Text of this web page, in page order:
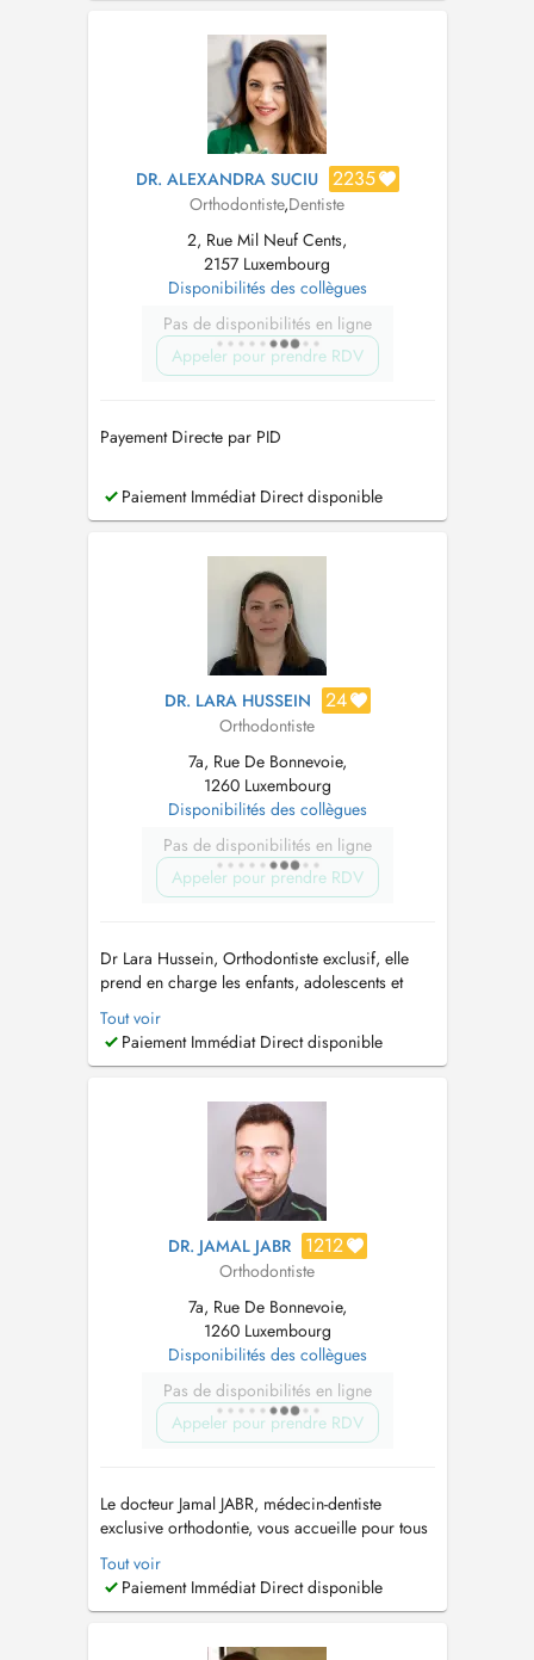
des appareils amov...
DR. ALEXANDRA SUCIU 2235
Orthodontiste,Dentiste
2, Rue Mil Neuf Cents,
2157 Luxembourg
Disponibilités des collègues
Pas de disponibilités en ligne
Appeler pour prendre RDV
Payement Directe par PID
Paiement Immédiat Direct disponible
DR. LARA HUSSEIN 24
Orthodontiste
7a, Rue De Bonnevoie,
1260 Luxembourg
Disponibilités des collègues
Pas de disponibilités en ligne
Appeler pour prendre RDV
Dr Lara Hussein, Orthodontiste exclusif, elle
prend en charge les enfants, adolescents et
adultes pour tous les traitements
orthodontiques. Elle propose des traitements
avec différentes types d'appareillages, dont les
également pour les troubles fonctionnels ...
Tout voir
Paiement Immédiat Direct disponible
DR. JAMAL JABR 1212
Orthodontiste
7a, Rue De Bonnevoie,
1260 Luxembourg
Disponibilités des collègues
Pas de disponibilités en ligne
Appeler pour prendre RDV
Le docteur Jamal JABR, médecin-dentiste
exclusive orthodontie, vous accueille pour tous
vos besoins en soins orthodontiques pour les
enfants et les adultes. Il propose des traitements
avec plusieurs sortes d'appareillages, dont les
pour les trouble...
Tout voir
Paiement Immédiat Direct disponible